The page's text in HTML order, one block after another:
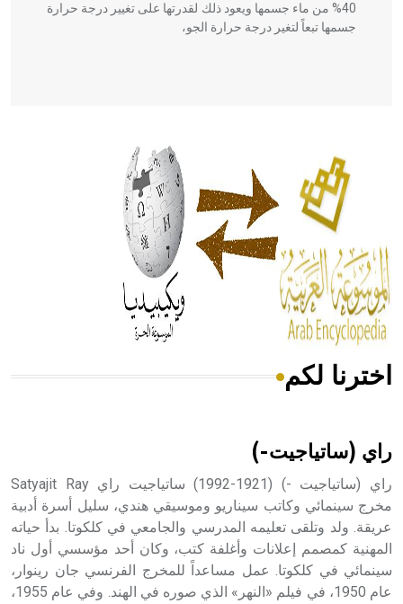
40% من ماء جسمها ويعود ذلك لقدرتها على تغيير درجة حرارة
جسمها تبعاً لتغير درجة حرارة الجو،
الحكم، الأدلة، تنظيم التغذية، ورسالته في جروح الرأس. ويعود
له الفضل بأنه حرر الطب من الدين والفلسفة.
- هل تعلم أن المرجان إفراز حيواني يتكون في البحر ويتركب
من مادة كربونات الكلسيوم، وهو أحمر أو شديد الحمرة وهو
أجود أنواعه، ويمتاز بكبر الحجم ويسمى الش
هل تعلم أن الأبسيد كلمة فرنسية اللفظ تم اعتمادها مصطلحاً
- هل تعلم أن أبجر Abgar اسم معروف جيداً يعود إلى عدد من
الملوك الذين حكموا مدينة إديسا (الرها) من أبجر الأول وحتى
التاسع، وهم ينتسبون إلى أسرة أوسروين
اخترنا لكم
راي (ساتياجيت-)
راي (ساتياجيت -) (1921-1992) ساتياجيت راي Satyajit Ray
مخرج سينمائي وكاتب سيناريو وموسيقي هندي، سليل أسرة أدبية
عريقة. ولد وتلقى تعليمه المدرسي والجامعي في كلكوتا. بدأ حياته
المهنية كمصمم إعلانات وأغلفة كتب، وكان أحد مؤسسي أول ناد
سينمائي في كلكوتا. عمل مساعداً للمخرج الفرنسي جان رينوار،
عام 1950، في فيلم «النهر» الذي صوره في الهند. وفي عام 1955،